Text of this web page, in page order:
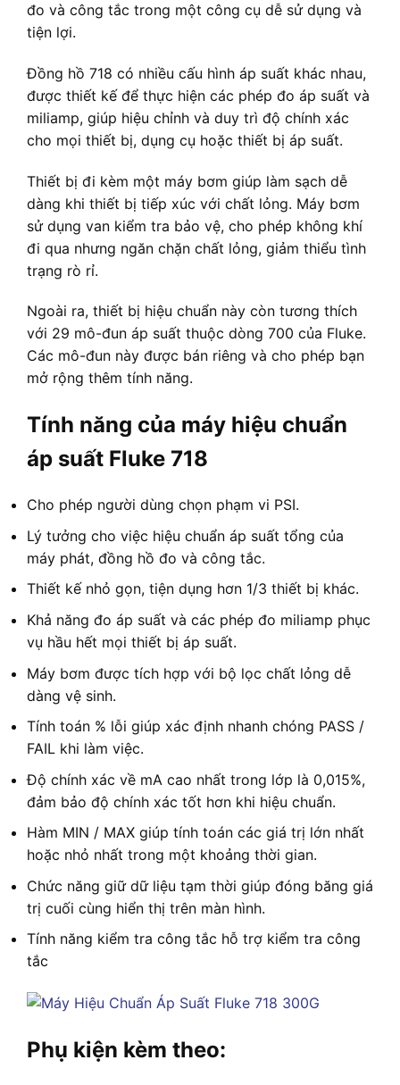
đo và công tắc trong một công cụ dễ sử dụng và
tiện lợi.
Đồng hồ 718 có nhiều cấu hình áp suất khác nhau,
được thiết kế để thực hiện các phép đo áp suất và
miliamp, giúp hiệu chỉnh và duy trì độ chính xác
cho mọi thiết bị, dụng cụ hoặc thiết bị áp suất.
Thiết bị đi kèm một máy bơm giúp làm sạch dễ
dàng khi thiết bị tiếp xúc với chất lỏng. Máy bơm
sử dụng van kiểm tra bảo vệ, cho phép không khí
đi qua nhưng ngăn chặn chất lỏng, giảm thiểu tình
trạng rò rỉ.
Ngoài ra, thiết bị hiệu chuẩn này còn tương thích
với 29 mô-đun áp suất thuộc dòng 700 của Fluke.
Các mô-đun này được bán riêng và cho phép bạn
mở rộng thêm tính năng.
Tính năng của máy hiệu chuẩn
áp suất Fluke 718
Cho phép người dùng chọn phạm vi PSI.
Lý tưởng cho việc hiệu chuẩn áp suất tổng của
máy phát, đồng hồ đo và công tắc.
Thiết kế nhỏ gọn, tiện dụng hơn 1/3 thiết bị khác.
Khả năng đo áp suất và các phép đo miliamp phục
vụ hầu hết mọi thiết bị áp suất.
Máy bơm được tích hợp với bộ lọc chất lỏng dễ
dàng vệ sinh.
Tính toán % lỗi giúp xác định nhanh chóng PASS /
FAIL khi làm việc.
Độ chính xác về mA cao nhất trong lớp là 0,015%,
đảm bảo độ chính xác tốt hơn khi hiệu chuẩn.
Hàm MIN / MAX giúp tính toán các giá trị lớn nhất
hoặc nhỏ nhất trong một khoảng thời gian.
Chức năng giữ dữ liệu tạm thời giúp đóng băng giá
trị cuối cùng hiển thị trên màn hình.
Tính năng kiểm tra công tắc hỗ trợ kiểm tra công
tắc
Phụ kiện kèm theo: